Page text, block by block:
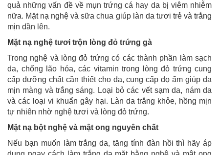
quả những vấn đề về mụn trứng cá hay da bị viêm nhiễm
nữa. Mặt nạ nghệ và sữa chua giúp làn da tươi trẻ và trắng
mịn dần lên.
Mặt nạ nghệ tươi trộn lòng đỏ trứng gà
Trong nghệ và lòng đỏ trứng có các thành phần làm sạch
da, chống lão hóa, các vitamin trong lòng đỏ trứng cung
cấp dưỡng chất cần thiết cho da, cung cấp đọ ẩm giúp da
mịn màng và trắng sáng. Loại bỏ các vết sạm da, nám da
và các loại vi khuẩn gây hại. Làn da trắng khỏe, hồng mịn
tự nhiên nhờ nghệ tươi và lòng đỏ trứng.
Mặt nạ bột nghệ và mật ong nguyên chất
Nếu bạn muốn làm trắng da, tăng tính đàn hồi thì hãy áp